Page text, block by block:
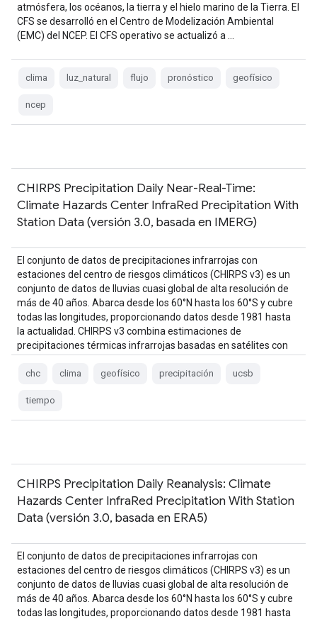
atmósfera, los océanos, la tierra y el hielo marino de la Tierra. El
CFS se desarrolló en el Centro de Modelización Ambiental
(EMC) del NCEP. El CFS operativo se actualizó a …
clima luz_natural flujo pronóstico geofísico
ncep
CHIRPS Precipitation Daily Near-Real-Time:
Climate Hazards Center InfraRed Precipitation With
Station Data (versión 3.0, basada en IMERG)
El conjunto de datos de precipitaciones infrarrojas con
estaciones del centro de riesgos climáticos (CHIRPS v3) es un
conjunto de datos de lluvias cuasi global de alta resolución de
más de 40 años. Abarca desde los 60°N hasta los 60°S y cubre
todas las longitudes, proporcionando datos desde 1981 hasta
la actualidad. CHIRPS v3 combina estimaciones de
precipitaciones térmicas infrarrojas basadas en satélites con
chc clima geofísico precipitación ucsb
tiempo
CHIRPS Precipitation Daily Reanalysis: Climate
Hazards Center InfraRed Precipitation With Station
Data (versión 3.0, basada en ERA5)
El conjunto de datos de precipitaciones infrarrojas con
estaciones del centro de riesgos climáticos (CHIRPS v3) es un
conjunto de datos de lluvias cuasi global de alta resolución de
más de 40 años. Abarca desde los 60°N hasta los 60°S y cubre
todas las longitudes, proporcionando datos desde 1981 hasta